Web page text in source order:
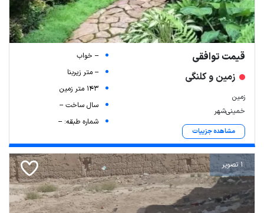
قیمت توافقی
زمین و کلنگی
زمین
خمینی‌شهر
مشاهده جزییات
-- خواب
-- متر زیربنا
143 متر زمین
سال ساخت --
شماره طبقه: --
1 تصویر